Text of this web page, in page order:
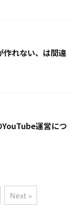
作れない、は間違
YouTube運営につ
Next »